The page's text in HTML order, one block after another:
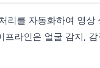
리를 자동화하여 영
라인은 얼굴 감지,